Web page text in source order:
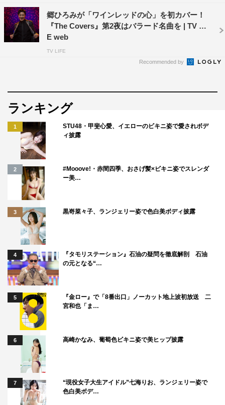
＜披露曲＞
♪「2億4千万の瞳 -エキゾチック・ジャパン-」（郷ひろみ
／1984）
♪「時の過ぎゆくままに」（沢田研二／1975）
＜本放送＞
BSプレミアム／BS4K
2023年7月9日（日）午後10時50分～11時19分
＜先行放送＞
BS4K
2023年6月10日（土）午後9時～9時29分
＜郷ひろみ×田島貴男スペシャル・セッション 披露曲＞
♪「接吻」 （Original Love／1993）
＜郷ひろみ 披露曲＞
♪「ハリウッド・スキャンダル」 （郷ひろみ／1978）
♪「俺は最高!!!」 （郷ひろみ／2023）
©NHK
郷ひろみが「ワインレッドの心」を初カバー！
『The Covers』第2夜はバラード名曲を | TV LIF
E web
TV LIFE
Recommended by
ランキング
1
STU48・甲斐心愛、イエローのビキニ姿で愛されボデ
ィ披露
2
#Mooove!・赤間四季、おさげ髪×ビキニ姿でスレンダ
ー美…
3 黒嵜菜々子、ランジェリー姿で色白美ボディ披露
4
『タモリステーション』石油の疑問を徹底解剖 石油
の元となる“…
5
『金ロー』で「8番出口」ノーカット地上波初放送 二
宮和也「ま…
6 高崎かなみ、葡萄色ビキニ姿で美ヒップ披露
7
“現役女子大生アイドル”七海りお、ランジェリー姿で
色白美ボデ…